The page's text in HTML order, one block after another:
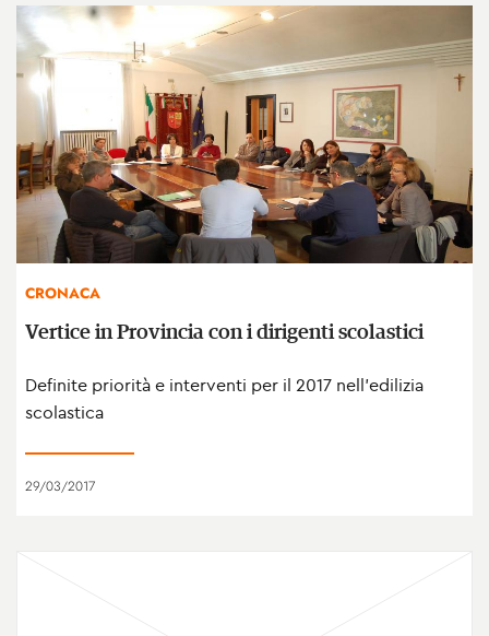
CRONACA
Vertice in Provincia con i dirigenti scolastici
Definite priorità e interventi per il 2017 nell'edilizia
scolastica
29/03/2017